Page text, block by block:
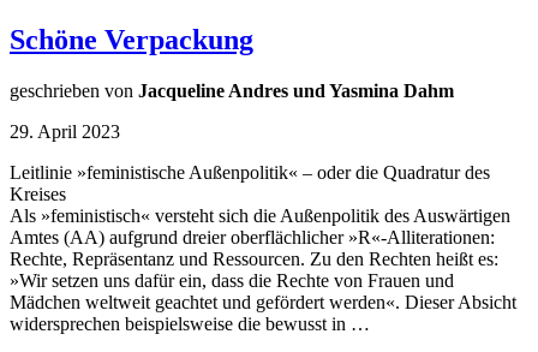
Schöne Verpackung
geschrieben von Jacqueline Andres und Yasmina Dahm
29. April 2023
Leitlinie »feministische Außenpolitik« – oder die Quadratur des
Kreises
Als »feministisch« versteht sich die Außenpolitik des Auswärtigen
Amtes (AA) aufgrund dreier oberflächlicher »R«-Alliterationen:
Rechte, Repräsentanz und Ressourcen. Zu den Rechten heißt es:
»Wir setzen uns dafür ein, dass die Rechte von Frauen und
Mädchen weltweit geachtet und gefördert werden«. Dieser Absicht
widersprechen beispielsweise die bewusst in …